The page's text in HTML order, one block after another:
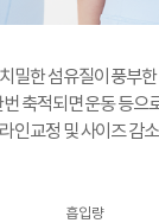
밀한 섬유질이 풍부
축적되면 운동 등으
인교정 및 사이즈 감
흡입량